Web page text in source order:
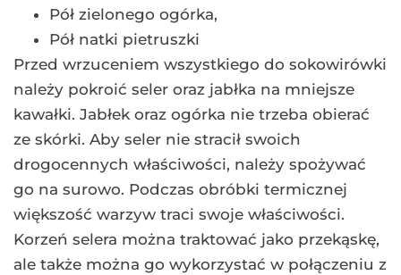
Pół zielonego ogórka,
Pół natki pietruszki
Przed wrzuceniem wszystkiego do sokowirówki
należy pokroić seler oraz jabłka na mniejsze
kawałki. Jabłek oraz ogórka nie trzeba obierać
ze skórki. Aby seler nie stracił swoich
drogocennych właściwości, należy spożywać
go na surowo. Podczas obróbki termicznej
większość warzyw traci swoje właściwości.
Korzeń selera można traktować jako przekąskę,
ale także można go wykorzystać w połączeniu z